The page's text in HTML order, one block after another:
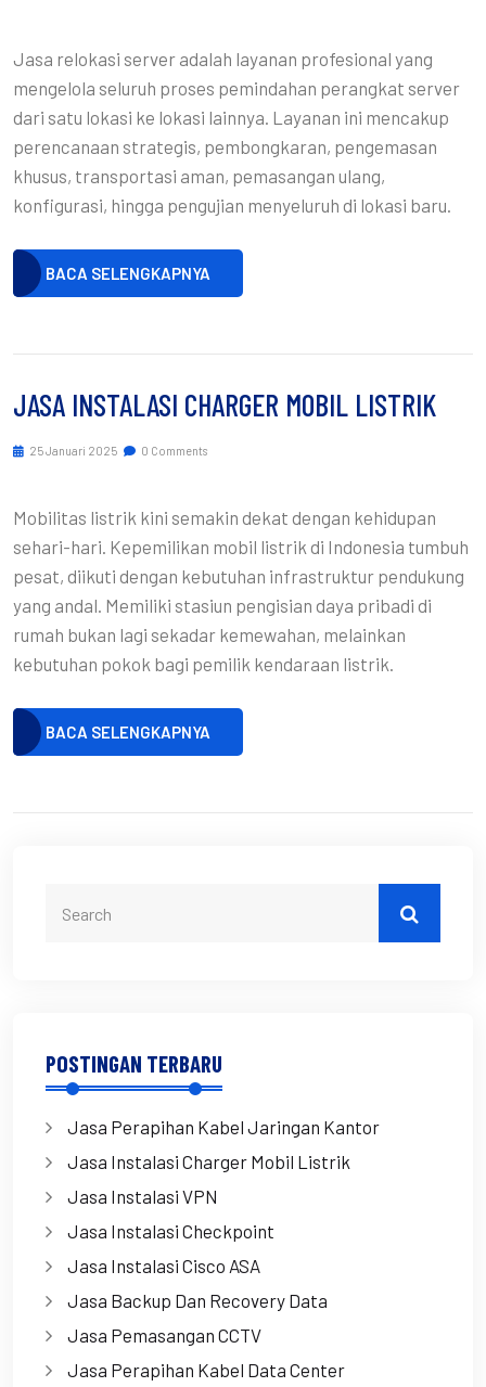
Jasa relokasi server adalah layanan profesional yang
mengelola seluruh proses pemindahan perangkat server
dari satu lokasi ke lokasi lainnya. Layanan ini mencakup
perencanaan strategis, pembongkaran, pengemasan
khusus, transportasi aman, pemasangan ulang,
konfigurasi, hingga pengujian menyeluruh di lokasi baru.
BACA SELENGKAPNYA
JASA INSTALASI CHARGER MOBIL LISTRIK
25 Januari 2025 0 Comments
Mobilitas listrik kini semakin dekat dengan kehidupan
sehari-hari. Kepemilikan mobil listrik di Indonesia tumbuh
pesat, diikuti dengan kebutuhan infrastruktur pendukung
yang andal. Memiliki stasiun pengisian daya pribadi di
rumah bukan lagi sekadar kemewahan, melainkan
kebutuhan pokok bagi pemilik kendaraan listrik.
BACA SELENGKAPNYA
POSTINGAN TERBARU
Jasa Perapihan Kabel Jaringan Kantor
Jasa Instalasi Charger Mobil Listrik
Jasa Instalasi VPN
Jasa Instalasi Checkpoint
Jasa Instalasi Cisco ASA
Jasa Backup Dan Recovery Data
Jasa Pemasangan CCTV
Jasa Perapihan Kabel Data Center